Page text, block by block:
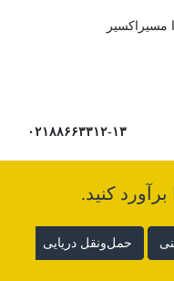
کنید.
حمل‌ونقل دریایی
مسیراکسیر
۰۲۱۸۸۶۶۳۳۱۲-۱۳
hello@masirex.com
۵۱۹۶۵۲